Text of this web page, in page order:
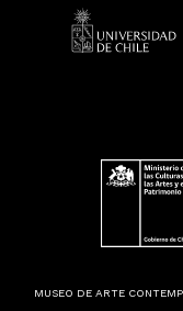
MUSEO DE ARTE